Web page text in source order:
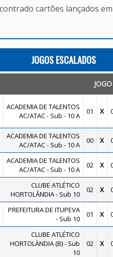
cartões lançados
JOGOS ESCALADOS
JOGO
ACADEMIA DE TALENTOS
AC/ATAC - Sub - 10 A
01 X
ACADEMIA DE TALENTOS
AC/ATAC - Sub - 10 A
00 X
ACADEMIA DE TALENTOS
AC/ATAC - Sub - 10 A
02 X
CLUBE ATLÉTICO
HORTOLÂNDIA - Sub 10
02 X
PREFEITURA DE ITUPEVA
- Sub 10
01 X
CLUBE ATLÉTICO
HORTOLÀNDIA (B) - Sub
10
02 X